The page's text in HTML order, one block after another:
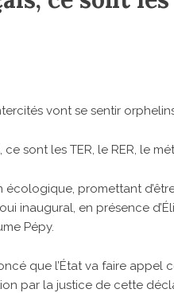
vont se sentir
sont les TER, le RER, le
promettant
inaugural, en présence
Pépy.
que l’État va faire appel
par la justice de cette